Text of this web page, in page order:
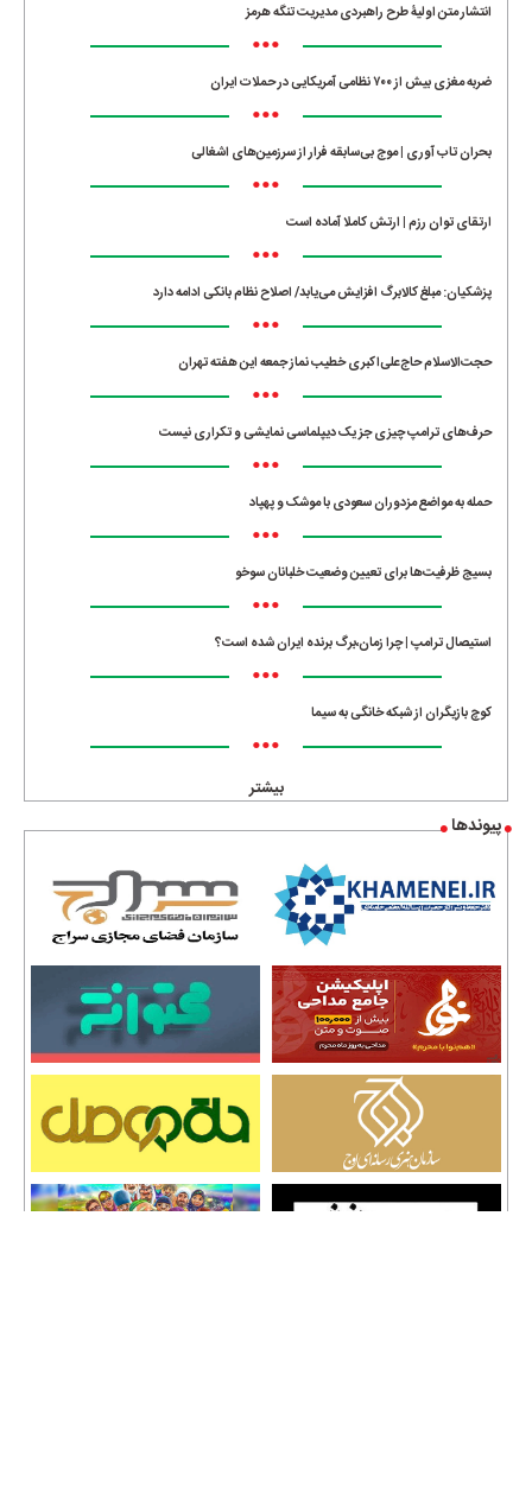
انتشار متن اولیۀ طرح راهبردی مدیریت تنگه هرمز
•••
ضربه مغزی بیش از ۷۰۰ نظامی آمریکایی در حملات ایران
•••
بحران تاب آوری | موج بی‌سابقه فرار از سرزمین‌های اشغالی
•••
ارتقای توان رزم | ارتش کاملا آماده است
•••
پزشکیان: مبلغ کالابرگ افزایش می‌یابد/ اصلاح نظام بانکی ادامه دارد
•••
حجت‌الاسلام حاج‌علی‌اکبری خطیب نماز جمعه این هفته تهران
•••
حرف‌های ترامپ چیزی جز یک دیپلماسی نمایشی و تکراری نیست
•••
حمله به مواضع مزدوران سعودی با موشک و پهپاد
•••
بسیج ظرفیت‌ها برای تعیین وضعیت خلبانان سوخو
•••
استیصال ترامپ | چرا زمان،برگ برنده ایران شده است؟
•••
کوچ بازیگران از شبکه خانگی به سیما
•••
بیشتر
پیوندها